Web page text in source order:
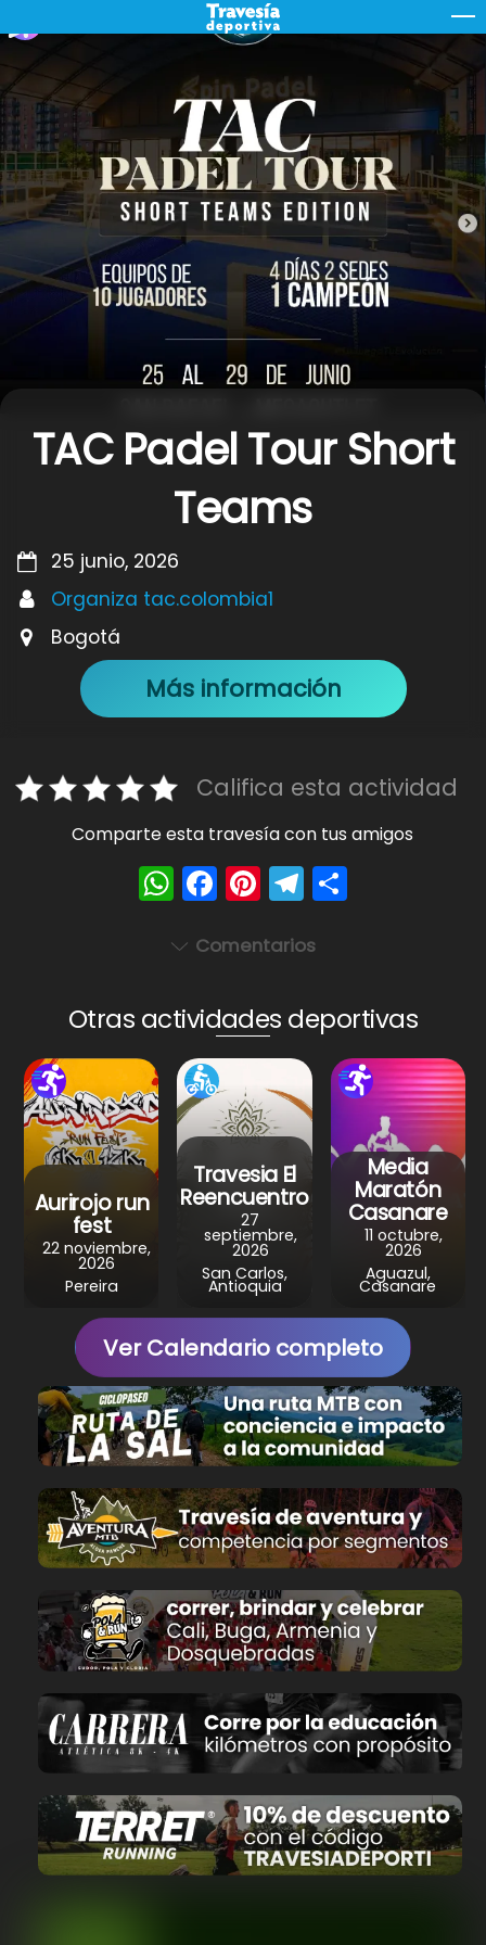
to
content
TAC Padel Tour Short
Teams
25 junio, 2026
Organiza tac.colombia1
Bogotá
Más información
Califica esta actividad
Comparte esta travesía con tus amigos
W
h
a
A
p
p
F
a
c
b
o
o
k
Pi
nt
er
st
T
el
e
a
m
Comentarios
Otras actividades deportivas
Aurirojo run
fest
22 noviembre,
2026
Pereira
Travesia El
Reencuentro
27
septiembre,
2026
San Carlos,
Antioquia
Media
Maratón
Casanare
11 octubre,
2026
Aguazul,
Casanare
Ver Calendario completo